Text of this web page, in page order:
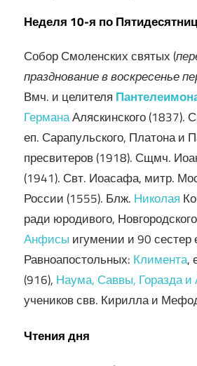
Неделя 10-я по
Собор Смоленских святых (
празднование в воскресенье
Вмч. и целителя
ГерманаАляскинского (1837).
еп. Сарапульского, Платона и
пресвитеров (1918). Сщмч.
(1941). Свт. Иоасафа, митр.
России (1555). Блж. Николая
ради юродивого,
Анфисы игумении и 90 сестер
Равноапостольных: Климента,
(916), Наума, Саввы, Горазда и
учеников свв. Кирилла и
Чтения дня